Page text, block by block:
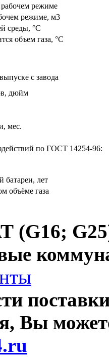
режиме
режиме, м3
среды, °С
объем газа, °С
с завода
дюйм
мес.
по ГОСТ 14254-96:
батареи, лет
объёме газа
(G16;
Вы